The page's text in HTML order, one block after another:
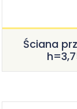
Ściana